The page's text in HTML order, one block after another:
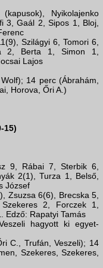
Nyikolajenko
3, Gaál 2, Sipos 1, Bloj,
Szilágyi 6, Tomori 6,
2, Berta 1, Simon 1,
Lajos
14 perc (Ábrahám,
Horova, Őri A.)
15)
9, Rábai 7, Sterbik 6,
2(1), Turza 1, Belső,
József
Zsuzsa 6(6), Brecska 5,
2, Forczek 1,
Edző: Rapatyi Tamás
hagyott ki egyet-
C., Trufán, Veszeli); 14
Szekeres, Szekeres,